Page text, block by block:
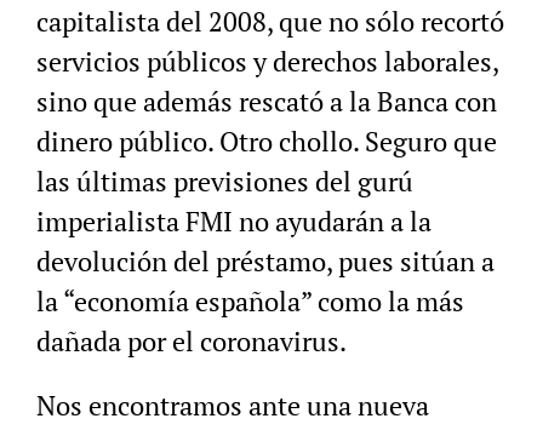
capitalista del 2008, que no sólo recortó
servicios públicos y derechos laborales,
sino que además rescató a la Banca con
dinero público. Otro chollo. Seguro que
las últimas previsiones del gurú
imperialista FMI no ayudarán a la
devolución del préstamo, pues sitúan a
la “economía española” como la más
dañada por el coronavirus.
Nos encontramos ante una nueva